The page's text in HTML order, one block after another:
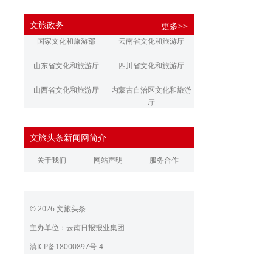
江南都市报 潇湘晨报
文旅政务 更多>>
国家文化和旅游部 云南省文化和旅游厅
山东省文化和旅游厅 四川省文化和旅游厅
山西省文化和旅游厅
内蒙古自治区文化和旅游
厅
浙江省文化和旅游厅
江西省文化和旅游厅 河南省文化和旅游厅
广东省文化和旅游厅
育厅
文旅头条新闻网简介
关于我们 网站声明 服务合作
© 2026 文旅头条
主办单位：云南日报报业集团
滇ICP备18000897号-4